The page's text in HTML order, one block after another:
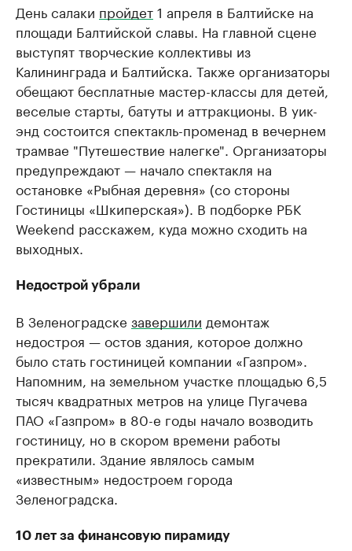
День салаки пройдет1 апреля в Балтийске на
площади Балтийской славы. На главной сцене
выступят творческие коллективы из
Калининграда и Балтийска. Также организаторы
обещают бесплатные мастер-классы для детей,
веселые старты, батуты и аттракционы. В уик-
энд состоится спектакль-променад в вечернем
трамвае "Путешествие налегке". Организаторы
предупреждают — начало спектакля на
остановке «Рыбная деревня» (со стороны
Гостиницы «Шкиперская»). В подборке РБК
Weekend расскажем, куда можно сходить на
выходных.
Недострой убрали
В Зеленоградске завершили демонтаж
недостроя — остов здания, которое должно
было стать гостиницей компании «Газпром».
Напомним, на земельном участке площадью 6,5
тысяч квадратных метров на улице Пугачева
ПАО «Газпром» в 80-е годы начало возводить
гостиницу, но в скором времени работы
прекратили. Здание являлось самым
«известным» недостроем города
Зеленоградска.
10 лет за финансовую пирамиду